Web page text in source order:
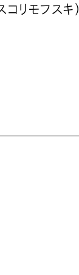
コリモフスキ）